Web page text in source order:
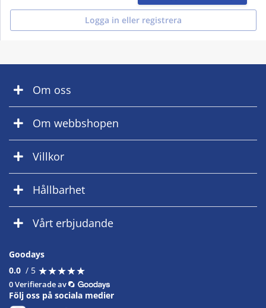
Logga in eller registrera
Om oss
Om webbshopen
Villkor
Hållbarhet
Vårt erbjudande
Goodays
0.0 / 5 ★★★★★
★★★★★
0 Verifierade av
Följ oss på sociala medier